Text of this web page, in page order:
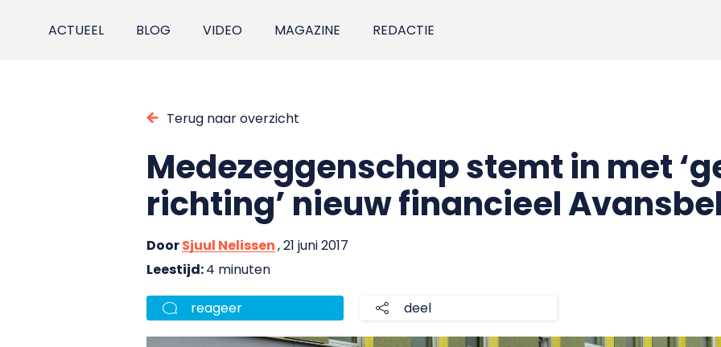
ACTUEEL BLOG VIDEO MAGAZINE REDACTIE
Terug naar overzicht
Medezeggenschap stemt in met
richting’ nieuw financieel
DoorSjuul Nelissen, 21 juni 2017
Leestijd:4 minuten
reageer deel